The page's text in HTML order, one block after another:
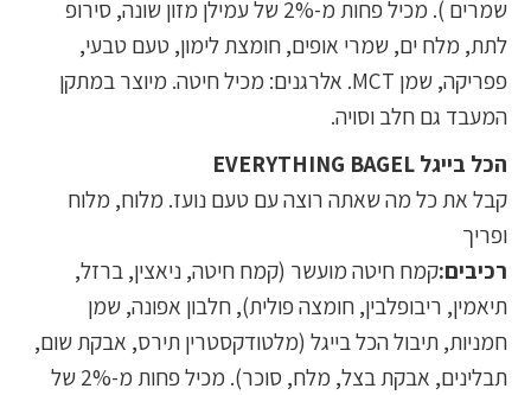
שמרים ). מכיל פחות מ-2% של עמילן מזון שונה, סירופ
לתת, מלח ים, שמרי אופים, חומצת לימון, טעם טבעי,
פפריקה, שמן MCT. אלרגנים: מכיל חיטה. מיוצר במתקן
המעבד גם חלב וסויה.
הכל בייגל EVERYTHING BAGEL
קבל את כל מה שאתה רוצה עם טעם נועז. מלוח, מלוח
ופריך
רכיבים:קמח חיטה מועשר (קמח חיטה, ניאצין, ברזל,
תיאמין, ריבופלבין, חומצה פולית), חלבון אפונה, שמן
חמניות, תיבול הכל בייגל (מלטודקסטרין תירס, אבקת שום,
תבלינים, אבקת בצל, מלח, סוכר). מכיל פחות מ-2% של